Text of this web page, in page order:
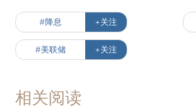
#降息 +关注
#美联储 +关注
相关阅读